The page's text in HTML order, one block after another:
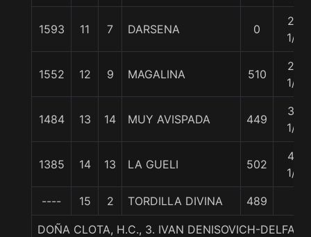
1593 11 7 DARSENA 0
23
1/4
1552 12 9 MAGALINA 510
28
1/2
1484 13 14 MUY AVISPADA 449
32
1/4
1385 14 13 LA GUELI 502
49
1/2
---- 15 2 TORDILLA DIVINA 489
DOÑA CLOTA, H.C., 3. IVAN DENISOVICH-DELFA-